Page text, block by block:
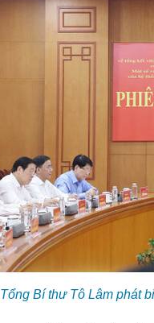
Tổng Bí thư Tô Lâm phát